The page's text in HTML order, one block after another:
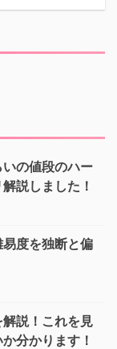
の値段のハー
説しました！
度を独断と偏
説！これを見
分かります！